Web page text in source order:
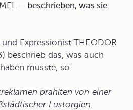
– beschrieben, was sie
Expressionist THEODOR
beschrieb das, was auch
musste, so:
prahlten von einer
Lustorgien.